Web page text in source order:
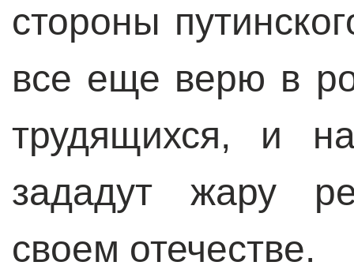
стороны
все еще верю в
трудящихся, и
зададут жару
своем отечестве.